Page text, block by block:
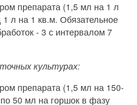
препарата (1,5 мл на 1 л
л на 1 кв.м. Обязательное
- 3 с интервалом 7
культурах:
препарата (1,5 мл на 150-
50 мл на горшок в фазу